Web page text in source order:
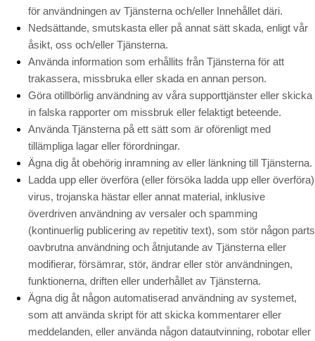
för användningen av Tjänsterna och/eller Innehållet däri.
Nedsättande, smutskasta eller på annat sätt skada, enligt vår
åsikt, oss och/eller Tjänsterna.
Använda information som erhållits från Tjänsterna för att
trakassera, missbruka eller skada en annan person.
Göra otillbörlig användning av våra supporttjänster eller skicka
in falska rapporter om missbruk eller felaktigt beteende.
Använda Tjänsterna på ett sätt som är oförenligt med
tillämpliga lagar eller förordningar.
Ägna dig åt obehörig inramning av eller länkning till Tjänsterna.
Ladda upp eller överföra (eller försöka ladda upp eller överföra)
virus, trojanska hästar eller annat material, inklusive
överdriven användning av versaler och spamming
(kontinuerlig publicering av repetitiv text), som stör någon parts
oavbrutna användning och åtnjutande av Tjänsterna eller
modifierar, försämrar, stör, ändrar eller stör användningen,
funktionerna, driften eller underhållet av Tjänsterna.
Ägna dig åt någon automatiserad användning av systemet,
som att använda skript för att skicka kommentarer eller
meddelanden, eller använda någon datautvinning, robotar eller